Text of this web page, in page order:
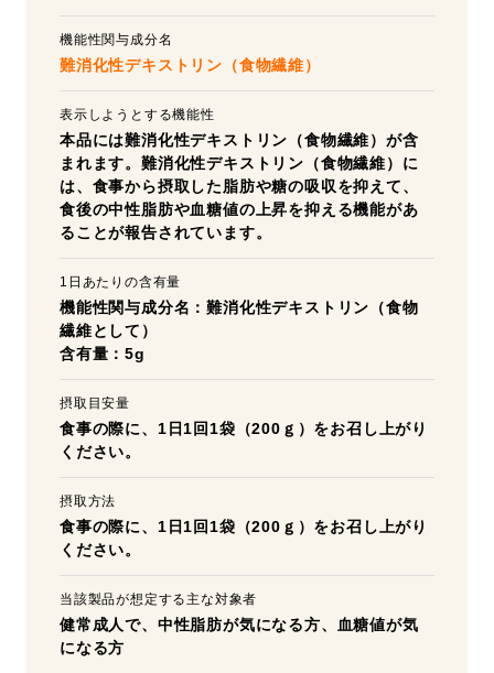
機能性関与成分名
難消化性デキストリン（食物繊維）
表示しようとする機能性
本品には難消化性デキストリン（食物繊維）が含
まれます。難消化性デキストリン（食物繊維）に
は、食事から摂取した脂肪や糖の吸収を抑えて、
食後の中性脂肪や血糖値の上昇を抑える機能があ
ることが報告されています。
1日あたりの含有量
機能性関与成分名：難消化性デキストリン（食物
繊維として）
含有量：5g
摂取目安量
食事の際に、1日1回1袋（200ｇ）をお召し上がり
ください。
摂取方法
食事の際に、1日1回1袋（200ｇ）をお召し上がり
ください。
当該製品が想定する主な対象者
健常成人で、中性脂肪が気になる方、血糖値が気
になる方